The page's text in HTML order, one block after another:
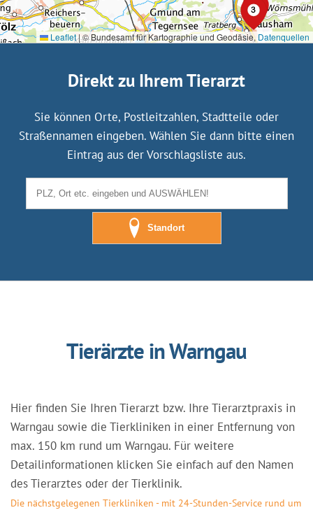
Leaflet|© Bundesamt für Kartographie und Geodäsie, Datenquellen
Direkt zu Ihrem Tierarzt
Sie können Orte, Postleitzahlen, Stadtteile oder
Straßennamen eingeben. Wählen Sie dann bitte einen
Eintrag aus der Vorschlagsliste aus.
Standort
Tierärzte in Warngau
Hier finden Sie Ihren Tierarzt bzw. Ihre Tierarztpraxis in
Warngau sowie die Tierkliniken in einer Entfernung von
max. 150 km rund um Warngau. Für weitere
Detailinformationen klicken Sie einfach auf den Namen
des Tierarztes oder der Tierklinik.
Die nächstgelegenen Tierkliniken - mit 24-Stunden-Service rund um